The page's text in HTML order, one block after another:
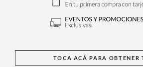
TOCA ACÁ PARA OBTENER